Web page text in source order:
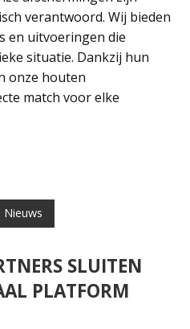
verantwoord. Wij bieden
en uitvoeringen die
situatie. Dankzij hun
onze houten
match voor elke
Nieuws
SLUITEN
PLATFORM